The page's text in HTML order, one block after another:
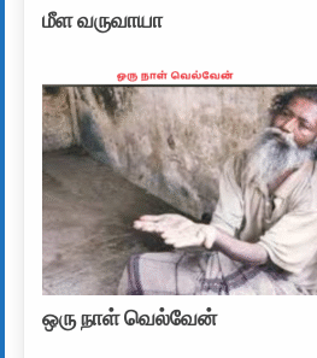
மீள வருவாயா
ஒரு நாள் வெல்வேன்